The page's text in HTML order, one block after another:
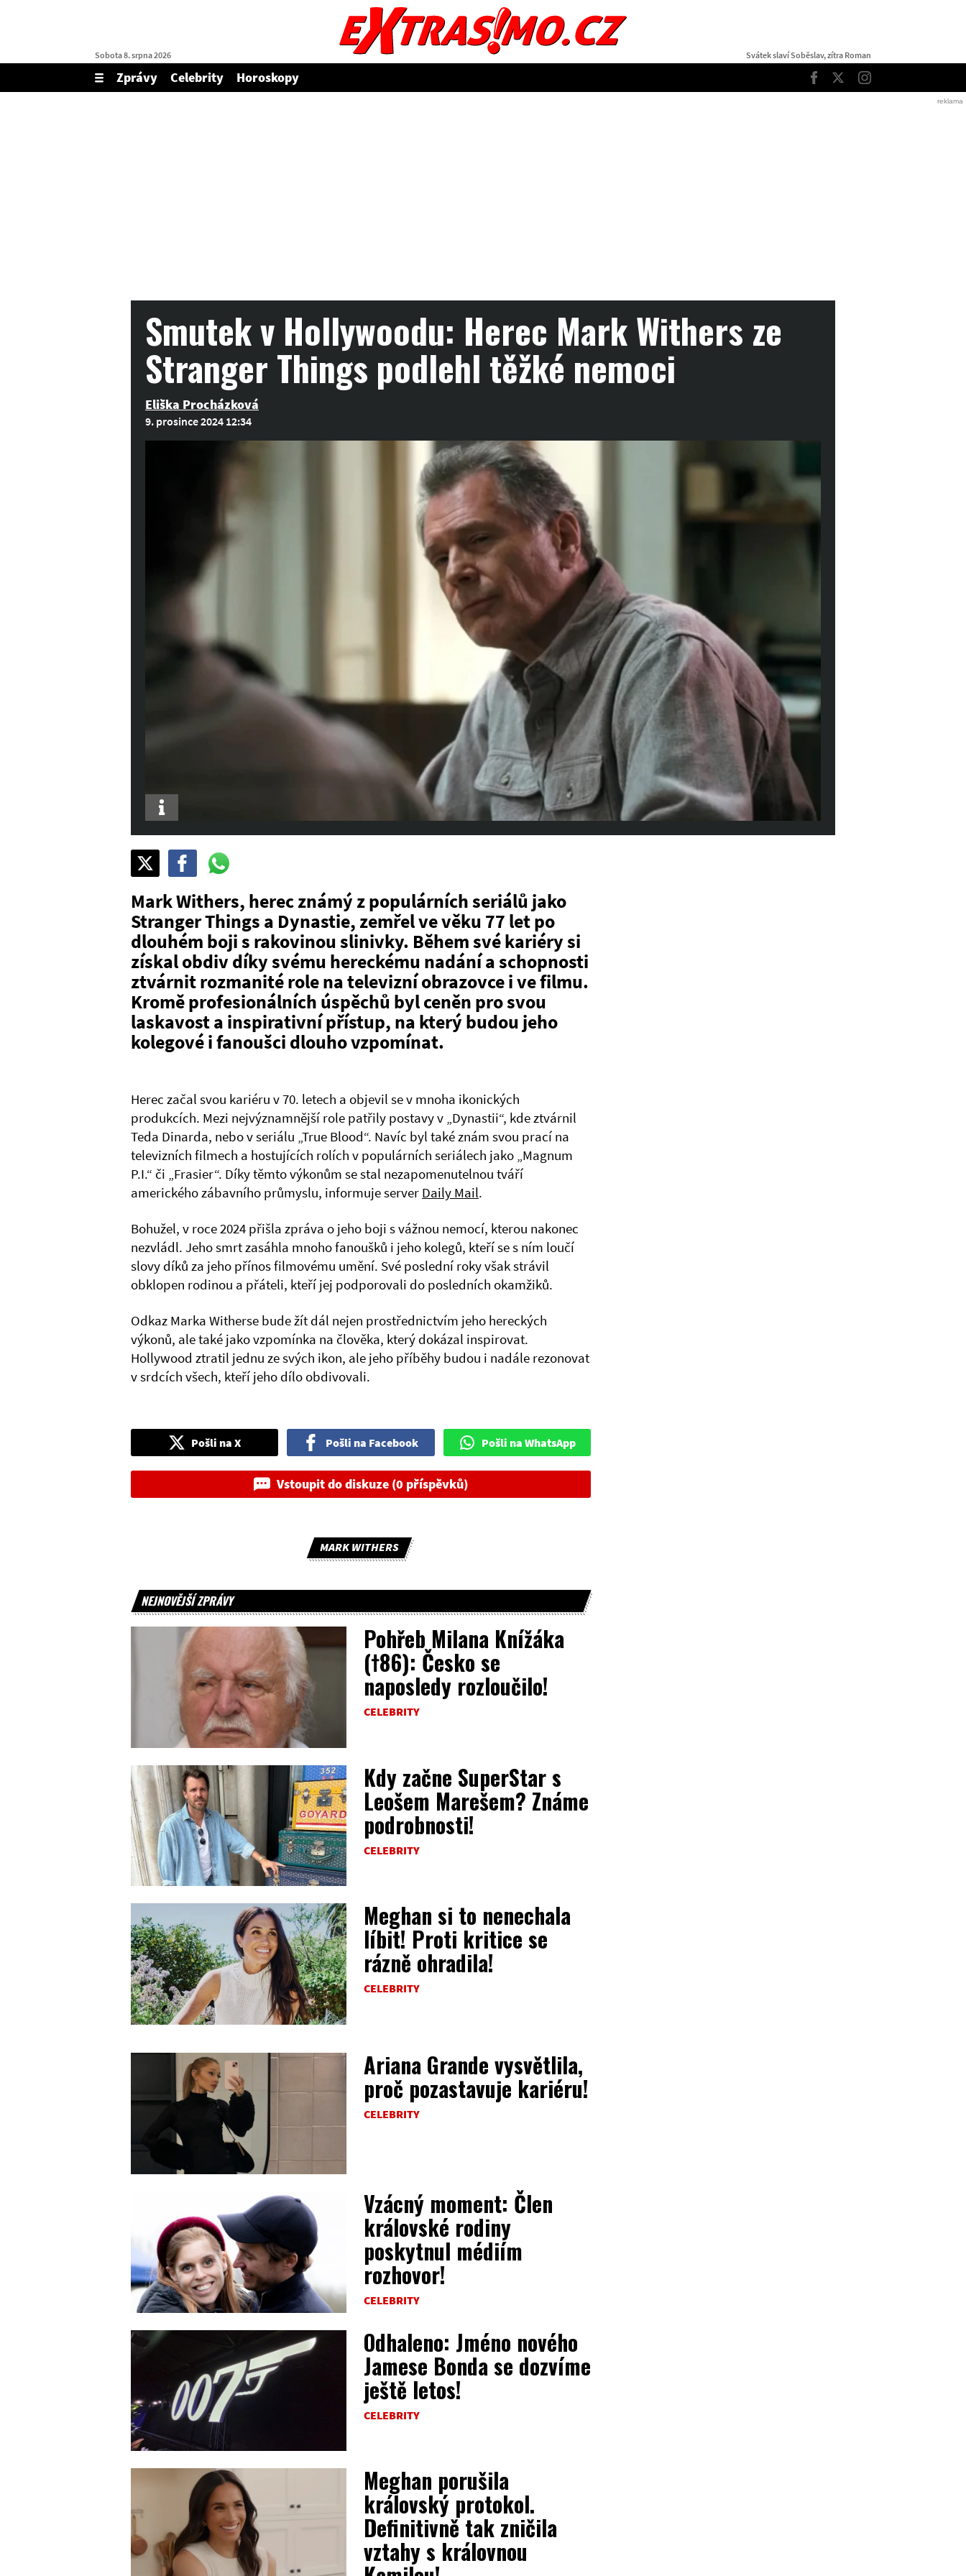
Sobota 8. srpna 2026 Svátek slaví Soběslav, zítra Roman
Zobrazit/skrýt
menu
Zprávy Celebrity
Horoskopy
Facebook
TwitterInstagram
Smutek v Hollywoodu: Herec Mark Withers ze
Stranger Things podlehl těžké nemoci
Eliška Procházková
9. prosince 2024 12:34
Info
Pošli
na
Pošli
na
FacebookWhatsAppu
Mark Withers, herec známý z populárních seriálů jako
Stranger Things a Dynastie, zemřel ve věku 77 let po
dlouhém boji s rakovinou slinivky. Během své kariéry si
získal obdiv díky svému hereckému nadání a schopnosti
ztvárnit rozmanité role na televizní obrazovce i ve filmu.
Kromě profesionálních úspěchů byl ceněn pro svou
laskavost a inspirativní přístup, na který budou jeho
kolegové i fanoušci dlouho vzpomínat.
Herec začal svou kariéru v 70. letech a objevil se v mnoha ikonických
produkcích. Mezi nejvýznamnější role patřily postavy v „Dynastii“, kde ztvárnil
Teda Dinarda, nebo v seriálu „True Blood“. Navíc byl také znám svou prací na
televizních filmech a hostujících rolích v populárních seriálech jako „Magnum
P.I.“ či „Frasier“. Díky těmto výkonům se stal nezapomenutelnou tváří
amerického zábavního průmyslu, informuje server Daily Mail.
Bohužel, v roce 2024 přišla zpráva o jeho boji s vážnou nemocí, kterou nakonec
nezvládl. Jeho smrt zasáhla mnoho fanoušků i jeho kolegů, kteří se s ním loučí
slovy díků za jeho přínos filmovému umění. Své poslední roky však strávil
obklopen rodinou a přáteli, kteří jej podporovali do posledních okamžiků.
Odkaz Marka Witherse bude žít dál nejen prostřednictvím jeho hereckých
výkonů, ale také jako vzpomínka na člověka, který dokázal inspirovat.
Hollywood ztratil jednu ze svých ikon, ale jeho příběhy budou i nadále rezonovat
v srdcích všech, kteří jeho dílo obdivovali.
Pošli na X Pošli na Facebook Pošli na WhatsApp
Vstoupit do diskuze (0 příspěvků)
MARK WITHERS
NEJNOVĚJŠÍ ZPRÁVY
Pohřeb Milana Knížáka
(†86): Česko se
naposledy rozloučilo!
CELEBRITY
Kdy začne SuperStar s
Leošem Marešem? Známe
podrobnosti!
CELEBRITY
Meghan si to nenechala
líbit! Proti kritice se
rázně ohradila!
CELEBRITY
Ariana Grande vysvětlila,
proč pozastavuje kariéru!
CELEBRITY
Vzácný moment: Člen
královské rodiny
poskytnul médiím
rozhovor!
CELEBRITY
Odhaleno: Jméno nového
Jamese Bonda se dozvíme
ještě letos!
CELEBRITY
Meghan porušila
královský protokol.
Definitivně tak zničila
vztahy s královnou